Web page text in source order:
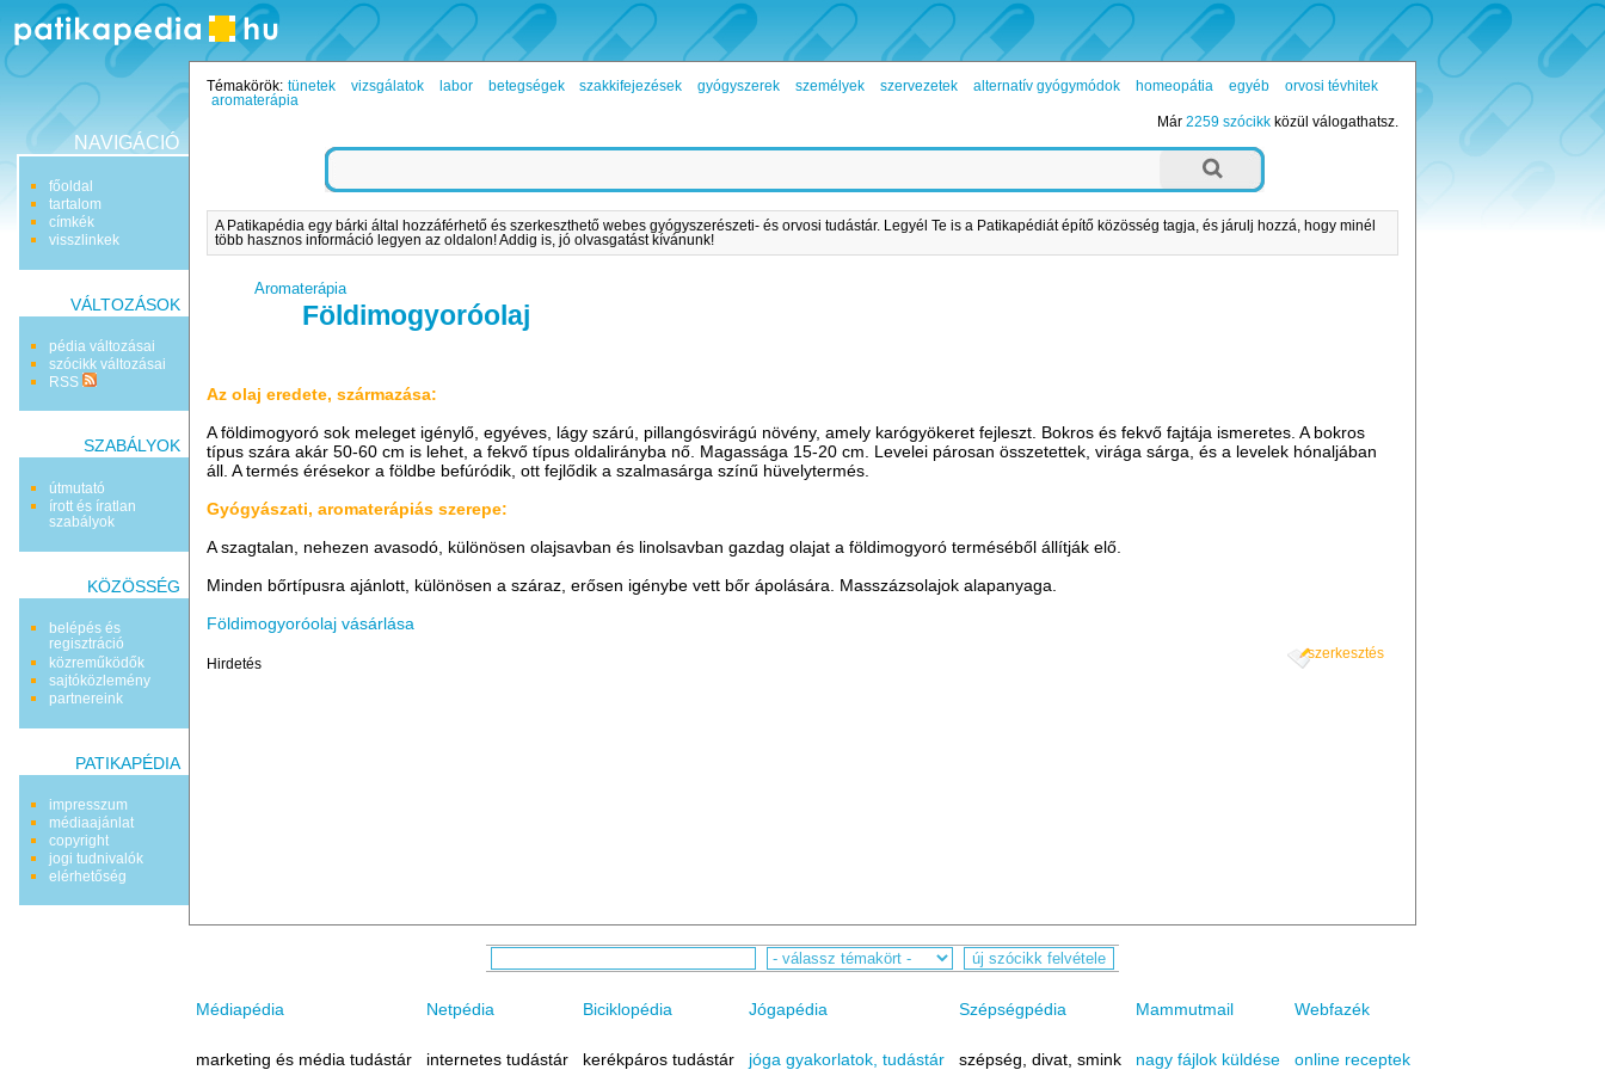
NAVIGÁCIÓ
főoldal
tartalom
címkék
visszlinkek
VÁLTOZÁSOK
pédia változásai
szócikk változásai
RSS
SZABÁLYOK
útmutató
írott és íratlan
szabályok
KÖZÖSSÉG
belépés és
regisztráció
közreműködők
sajtóközlemény
partnereink
PATIKAPÉDIA
impresszum
médiaajánlat
copyright
jogi tudnivalók
elérhetőség
Témakörök: tünetek vizsgálatok labor betegségek szakkifejezések gyógyszerek személyek szervezetek alternatív gyógymódok homeopátia egyéb
orvosi tévhitek
aromaterápia
Már 2259 szócikkközül válogathatsz.
A Patikapédia egy bárki által hozzáférhető és szerkeszthető webes gyógyszerészeti- és orvosi tudástár. Legyél Te is a Patikapédiát építő közösség tagja, és járulj hozzá, hogy minél
több hasznos információ legyen az oldalon! Addig is, jó olvasgatást kívánunk!
Aromaterápia
Földimogyoróolaj
Az olaj eredete, származása:
A földimogyoró sok meleget igénylő, egyéves, lágy szárú, pillangósvirágú növény, amely karógyökeret fejleszt. Bokros és fekvő fajtája ismeretes. A bokros
típus szára akár 50-60 cm is lehet, a fekvő típus oldalirányba nő. Magassága 15-20 cm. Levelei párosan összetettek, virága sárga, és a levelek hónaljában
áll. A termés érésekor a földbe befúródik, ott fejlődik a szalmasárga színű hüvelytermés.
Gyógyászati, aromaterápiás szerepe:
A szagtalan, nehezen avasodó, különösen olajsavban és linolsavban gazdag olajat a földimogyoró terméséből állítják elő.
Minden bőrtípusra ajánlott, különösen a száraz, erősen igénybe vett bőr ápolására. Masszázsolajok alapanyaga.
Földimogyoróolaj vásárlása
szerkesztés
Hirdetés
Médiapédia Netpédia Biciklopédia Jógapédia Szépségpédia Mammutmail Webfazék
marketing és média tudástár internetes tudástár kerékpáros tudástár jóga gyakorlatok, tudástár szépség, divat, smink nagy fájlok küldése online receptek